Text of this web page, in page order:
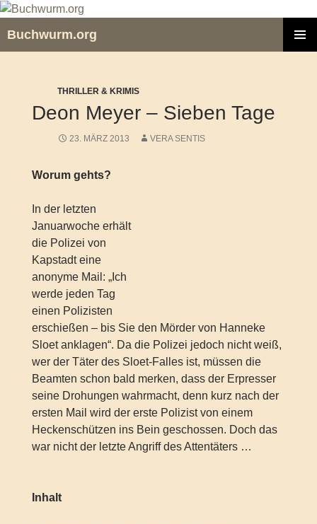
Zum
springen
Buchwurm.org
THRILLER & KRIMIS
Deon Meyer – Sieben Tage
23. MÄRZ 2013 VERA SENTIS
Worum gehts?
In der letzten
Januarwoche erhält
die Polizei von
Kapstadt eine
anonyme Mail: „Ich
werde jeden Tag
einen Polizisten
erschießen – bis Sie den Mörder von Hanneke
Sloet anklagen“. Da die Polizei jedoch nicht weiß,
wer der Täter des Sloet-Falles ist, müssen die
Beamten schon bald merken, dass der Erpresser
seine Drohungen wahrmacht, denn kurz nach der
ersten Mail wird der erste Polizist von einem
Heckenschützen ins Bein geschossen. Doch das
war nicht der letzte Angriff des Attentäters …
Inhalt